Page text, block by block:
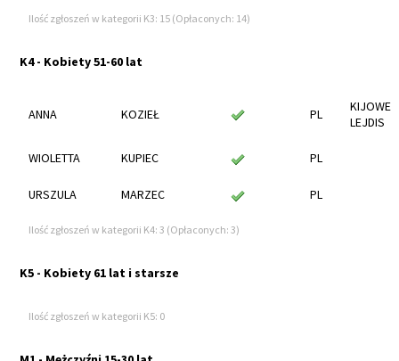
Ilość zgłoszeń w kategorii K3: 15 (Opłaconych: 14)
K4 - Kobiety 51-60 lat
ANNA KOZIEŁ PL
KIJOWE
LEJDIS
WIOLETTA KUPIEC PL
URSZULA MARZEC PL
Ilość zgłoszeń w kategorii K4: 3 (Opłaconych: 3)
K5 - Kobiety 61 lat i starsze
Ilość zgłoszeń w kategorii K5: 0